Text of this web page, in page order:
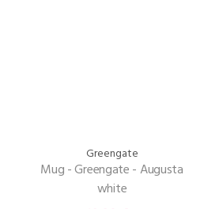
Greengate
Mug - Greengate - Augusta
white